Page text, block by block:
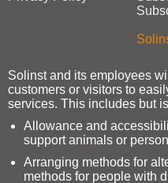
Solinst and its employees
customers or visitors to
services. This includes but
Allowance and
support animals or
Arranging methods for
methods for people with